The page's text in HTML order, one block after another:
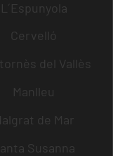
L´Espunyola
Cervelló
del Vallès
Manlleu
de Mar
Susanna